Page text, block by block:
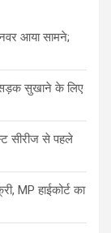
आया सामने;
सुखाने के लिए
सीरीज से पहले
MP हाईकोर्ट का